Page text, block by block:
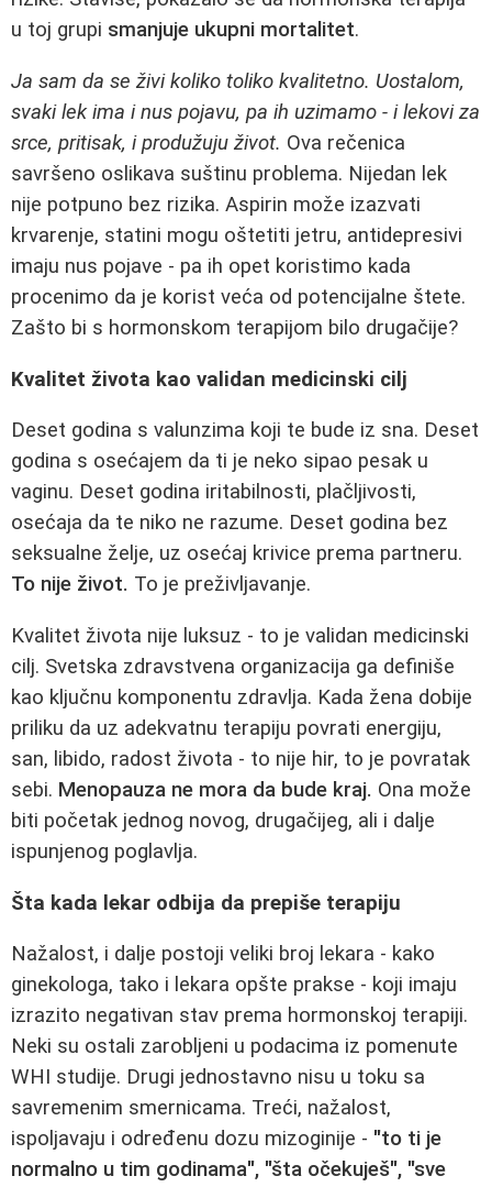
u toj grupi smanjuje ukupni mortalitet.
Ja sam da se živi koliko toliko kvalitetno. Uostalom,
svaki lek ima i nus pojavu, pa ih uzimamo - i lekovi za
srce, pritisak, i produžuju život. Ova rečenica
savršeno oslikava suštinu problema. Nijedan lek
nije potpuno bez rizika. Aspirin može izazvati
krvarenje, statini mogu oštetiti jetru, antidepresivi
imaju nus pojave - pa ih opet koristimo kada
procenimo da je korist veća od potencijalne štete.
Zašto bi s hormonskom terapijom bilo drugačije?
Kvalitet života kao validan medicinski cilj
Deset godina s valunzima koji te bude iz sna. Deset
godina s osećajem da ti je neko sipao pesak u
vaginu. Deset godina iritabilnosti, plačljivosti,
osećaja da te niko ne razume. Deset godina bez
seksualne želje, uz osećaj krivice prema partneru.
To nije život. To je preživljavanje.
Kvalitet života nije luksuz - to je validan medicinski
cilj. Svetska zdravstvena organizacija ga definiše
kao ključnu komponentu zdravlja. Kada žena dobije
priliku da uz adekvatnu terapiju povrati energiju,
san, libido, radost života - to nije hir, to je povratak
sebi. Menopauza ne mora da bude kraj. Ona može
biti početak jednog novog, drugačijeg, ali i dalje
ispunjenog poglavlja.
Šta kada lekar odbija da prepiše terapiju
Nažalost, i dalje postoji veliki broj lekara - kako
ginekologa, tako i lekara opšte prakse - koji imaju
izrazito negativan stav prema hormonskoj terapiji.
Neki su ostali zarobljeni u podacima iz pomenute
WHI studije. Drugi jednostavno nisu u toku sa
savremenim smernicama. Treći, nažalost,
ispoljavaju i određenu dozu mizoginije - "to ti je
normalno u tim godinama", "šta očekuješ", "sve